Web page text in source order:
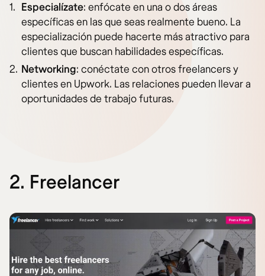
Especialízate: enfócate en una o dos áreas
específicas en las que seas realmente bueno. La
especialización puede hacerte más atractivo para
clientes que buscan habilidades específicas.
Networking: conéctate con otros freelancers y
clientes en Upwork. Las relaciones pueden llevar a
oportunidades de trabajo futuras.
2. Freelancer